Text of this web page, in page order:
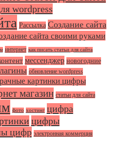
wordpress
Рассылка Создание сайта
сайта своими руками
интернет как писать статьи для сайта
мессенджер новогодние
обновление wordpress
картинки цифры
магазин статьи для сайта
фото хостинг цифра
цифры
цифр электронная коммерция